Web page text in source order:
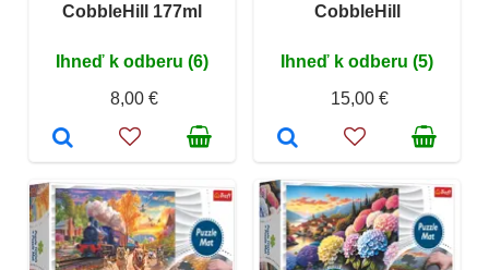
CobbleHill 177ml
Ihneď k odberu (6)
8,00 €
CobbleHill
Ihneď k odberu (5)
15,00 €